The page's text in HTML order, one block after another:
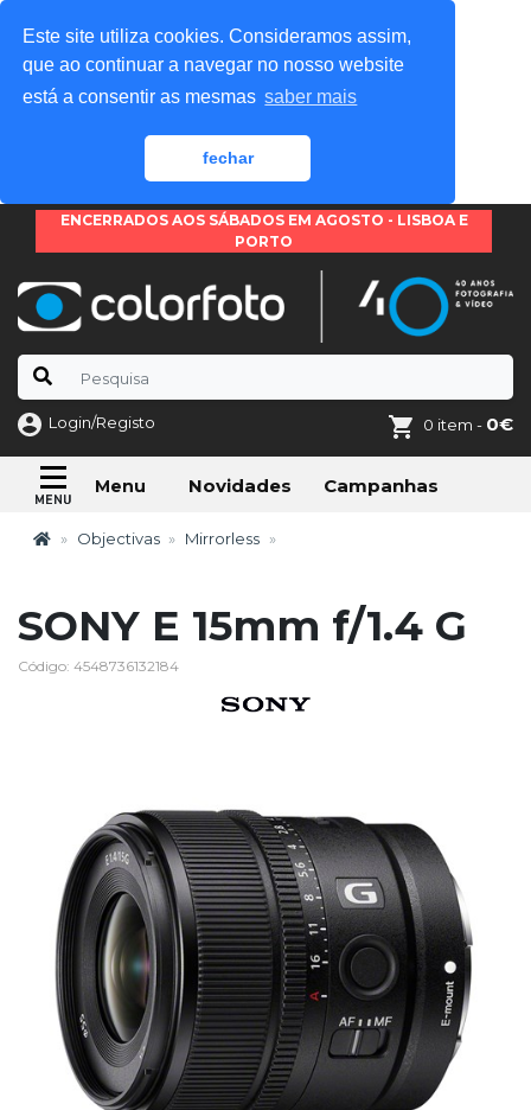
Este site utiliza cookies. Consideramos assim,
que ao continuar a navegar no nosso website
está a consentir as mesmas saber mais
fechar
ENCERRADOS AOS SÁBADOS EM AGOSTO - LISBOA E
PORTO
Login/Registo 0 item - 0€
Menu Novidades Campanhas
Objectivas Mirrorless
SONY E 15mm f/1.4 G
Código: 4548736132184